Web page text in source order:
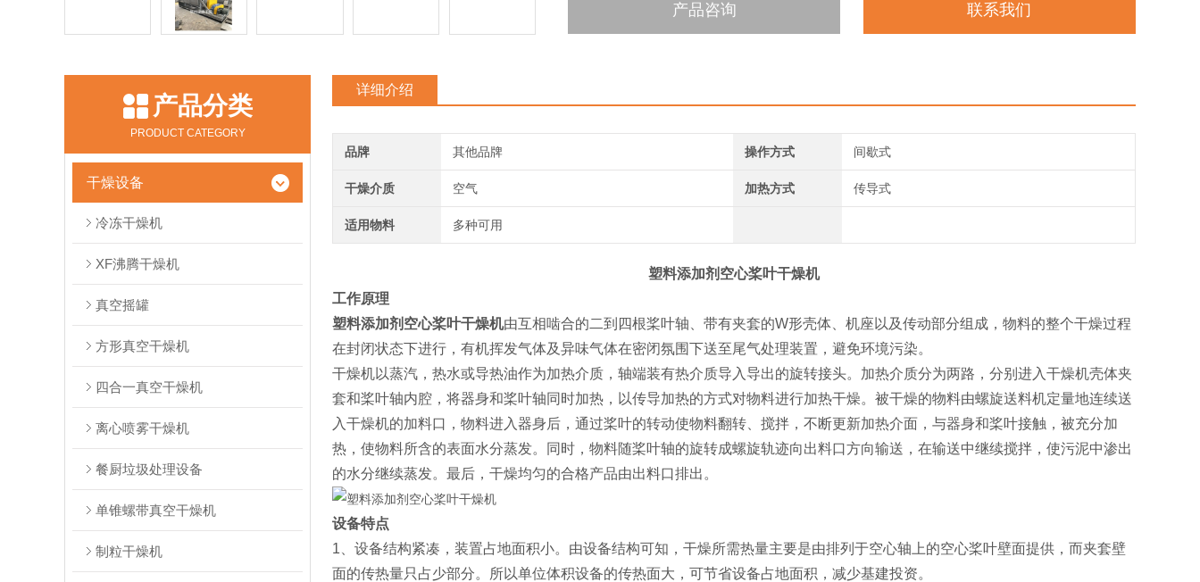
产品咨询 联系我们
产品分类
PRODUCT CATEGORY
干燥设备
冷冻干燥机
XF沸腾干燥机
真空摇罐
方形真空干燥机
四合一真空干燥机
离心喷雾干燥机
餐厨垃圾处理设备
单锥螺带真空干燥机
制粒干燥机
详细介绍
品牌 其他品牌 操作方式 间歇式
干燥介质 空气 加热方式 传导式
适用物料 多种可用
塑料添加剂空心桨叶干燥机
工作原理
塑料添加剂空心桨叶干燥机由互相啮合的二到四根桨叶轴、带有夹套的W形壳体、机座以及传动部分组成，物料的整个干燥过程
在封闭状态下进行，有机挥发气体及异味气体在密闭氛围下送至尾气处理装置，避免环境污染。
干燥机以蒸汽，热水或导热油作为加热介质，轴端装有热介质导入导出的旋转接头。加热介质分为两路，分别进入干燥机壳体夹
套和桨叶轴内腔，将器身和桨叶轴同时加热，以传导加热的方式对物料进行加热干燥。被干燥的物料由螺旋送料机定量地连续送
入干燥机的加料口，物料进入器身后，通过桨叶的转动使物料翻转、搅拌，不断更新加热介面，与器身和桨叶接触，被充分加
热，使物料所含的表面水分蒸发。同时，物料随桨叶轴的旋转成螺旋轨迹向出料口方向输送，在输送中继续搅拌，使污泥中渗出
的水分继续蒸发。最后，干燥均匀的合格产品由出料口排出。
设备特点
1、设备结构紧凑，装置占地面积小。由设备结构可知，干燥所需热量主要是由排列于空心轴上的空心桨叶壁面提供，而夹套壁
面的传热量只占少部分。所以单位体积设备的传热面大，可节省设备占地面积，减少基建投资。